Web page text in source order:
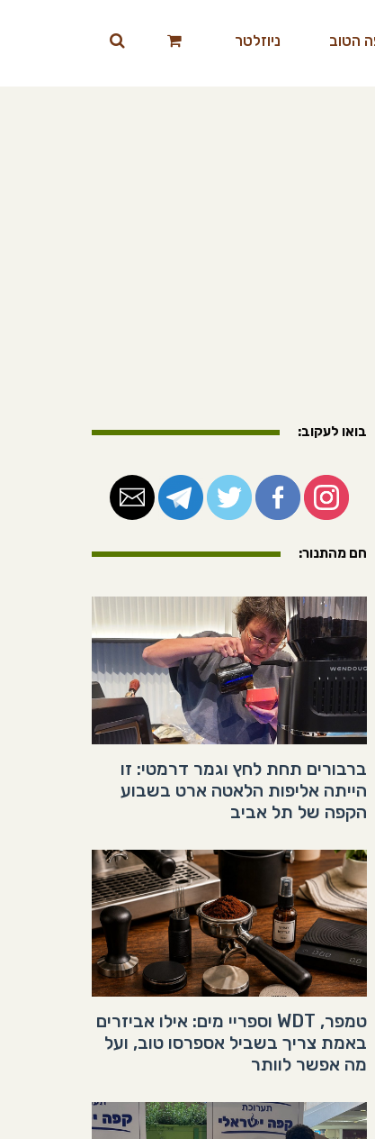
הטוב ניוזלטר
בואו לעקוב:
חם מהתנור:
ברבורים תחת לחץ וגמר דרמטי: זו
הייתה אליפות הלאטה ארט בשבוע
הקפה של תל אביב
טמפר, WDT וספריי מים: אילו אביזרים
באמת צריך בשביל אספרסו טוב, ועל
מה אפשר לוותר